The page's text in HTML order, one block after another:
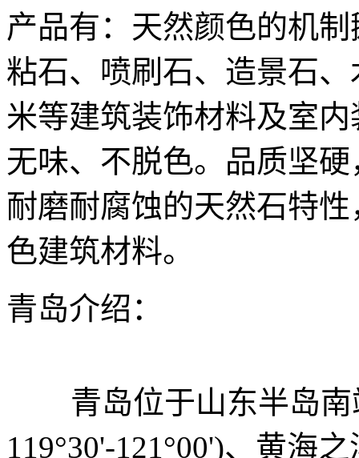
产品有：天然颜色的机
粘石、喷刷石、造景石
米等建筑装饰材料及室
无味、不脱色。品质坚
耐磨耐腐蚀的天然石特
色建筑材料。
青岛介绍：
青岛位于山东半岛南
119°30'-121°00')、黄海